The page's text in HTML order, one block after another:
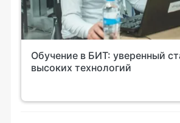
Обучение в БИТ: уверенный
высоких технологий